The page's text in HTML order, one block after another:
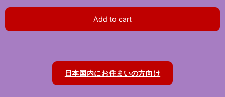
Add to cart
日本国内にお住まいの方向け